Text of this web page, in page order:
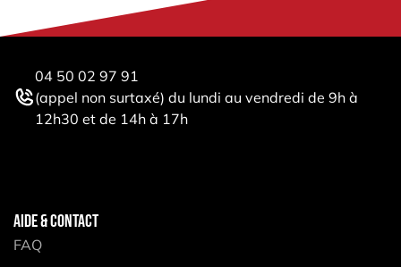
04 50 02 97 91
(appel non surtaxé) du lundi au vendredi de 9h à
12h30 et de 14h à 17h
AIDE & CONTACT
FAQ